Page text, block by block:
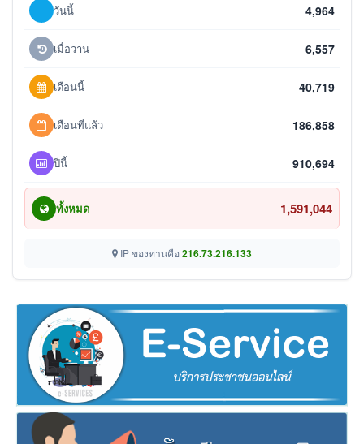
วันนี้ 4,964
เมื่อวาน 6,557
เดือนนี้ 40,719
เดือนที่แล้ว 186,858
ปีนี้ 910,694
ทั้งหมด 1,591,044
IP ของท่านคือ 216.73.216.133